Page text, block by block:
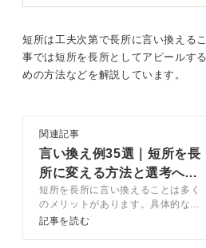
指示や依頼をうっかり忘れてし
連絡ミスなど、実際にトラブル
的に述べると、説得力が増します
し、改善に向けて積極的に取り
官に伝えることができます。
そのうえで、どのような対策を
明することが大切です。
たとえば、スマートフォンのタス
短所は工夫次第で長所に言い換える
事では短所を長所としてアピールす
めの方法などを解説しています。
関連記事
言い換え例35選｜短所を長
所に変える方法と選考への
役立て方を解説
短所を長所に言い換えることは多く
のメリットがあります。具体的なメ
リットや言い換える方法などをキャ
記事を読む